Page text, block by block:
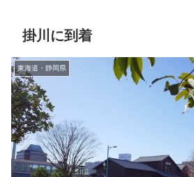
掛川に到着
東海道・静岡県